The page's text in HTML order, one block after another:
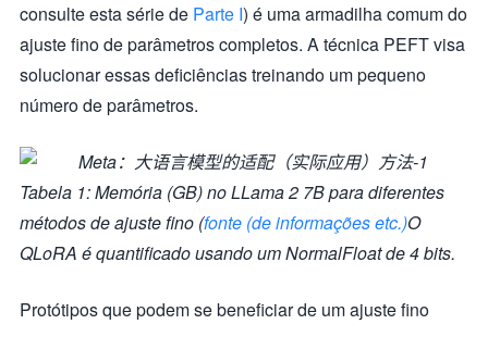
consulte esta série de Parte I) é uma armadilha comum do
ajuste fino de parâmetros completos. A técnica PEFT visa
solucionar essas deficiências treinando um pequeno
número de parâmetros.
Tabela 1: Memória (GB) no LLama 2 7B para diferentes
métodos de ajuste fino (fonte (de informações etc.)O
QLoRA é quantificado usando um NormalFloat de 4 bits.
Protótipos que podem se beneficiar de um ajuste fino